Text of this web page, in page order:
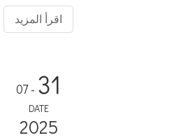
اقرأ المزيد
31
- 07
DATE
2025